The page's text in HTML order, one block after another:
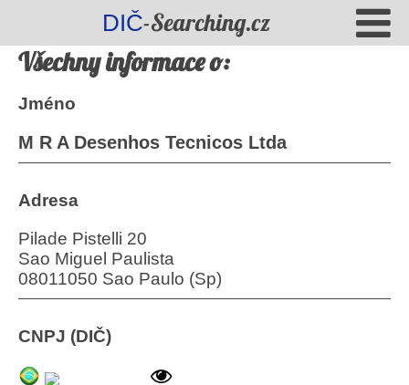
DIČ-Searching.cz
Všechny informace o:
Jméno
M R A Desenhos Tecnicos Ltda
Adresa
Pilade Pistelli 20
Sao Miguel Paulista
08011050 Sao Paulo (Sp)
CNPJ (DIČ)